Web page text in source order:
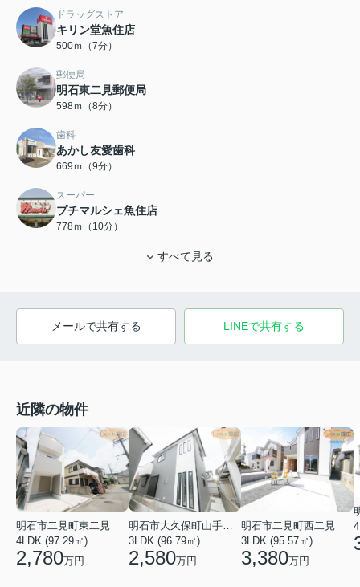
ドラッグストア
キリン堂魚住店
500ｍ（7分）
郵便局
明石東二見郵便局
598ｍ（8分）
歯科
あかし友愛歯科
669ｍ（9分）
スーパー
プチマルシェ魚住店
778ｍ（10分）
すべて見る
メールで共有する LINEで共有する
近隣の物件
明石市二見町東二見
4LDK (97.29㎡)
2,780万円
3LDK (96.79㎡)
2,580万円
明石市二見町西二見
3LDK (95.57㎡)
3,380万円